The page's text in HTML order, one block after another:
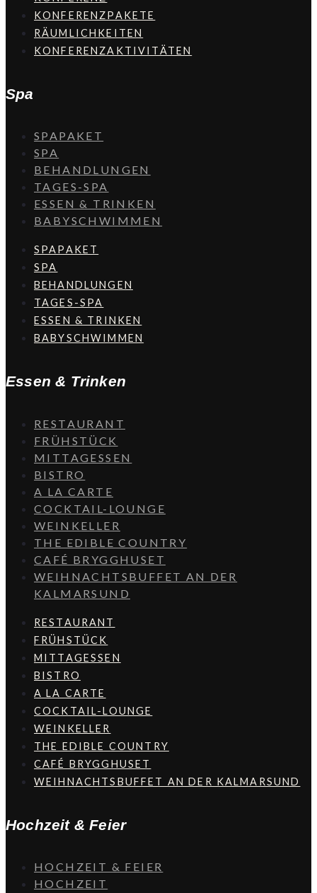
KONFERENZPAKETE
RÄUMLICHKEITEN
KONFERENZAKTIVITÄTEN
Spa
SPAPAKET
SPA
BEHANDLUNGEN
TAGES-SPA
ESSEN & TRINKEN
BABYSCHWIMMEN
SPAPAKET
SPA
BEHANDLUNGEN
TAGES-SPA
ESSEN & TRINKEN
BABYSCHWIMMEN
Essen & Trinken
RESTAURANT
FRÜHSTÜCK
MITTAGESSEN
BISTRO
A LA CARTE
COCKTAIL-LOUNGE
WEINKELLER
THE EDIBLE COUNTRY
CAFÉ BRYGGHUSET
WEIHNACHTSBUFFET AN DER
KALMARSUND
RESTAURANT
FRÜHSTÜCK
MITTAGESSEN
BISTRO
A LA CARTE
COCKTAIL-LOUNGE
WEINKELLER
THE EDIBLE COUNTRY
CAFÉ BRYGGHUSET
WEIHNACHTSBUFFET AN DER KALMARSUND
Hochzeit & Feier
HOCHZEIT & FEIER
HOCHZEIT